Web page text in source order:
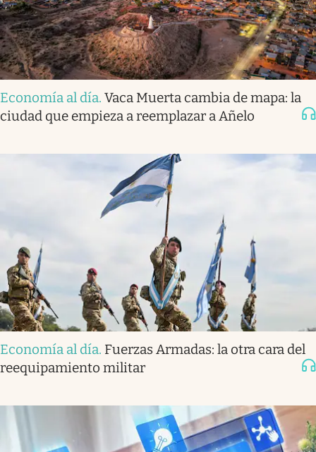
Economía al día. Vaca Muerta cambia de mapa: la
ciudad que empieza a reemplazar a Añelo
Economía al día. Fuerzas Armadas: la otra cara del
reequipamiento militar